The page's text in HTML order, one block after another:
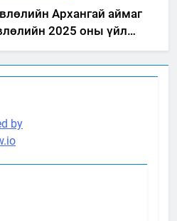
Архангай аймаг
2025 оны үйл
төлөвлөгөө